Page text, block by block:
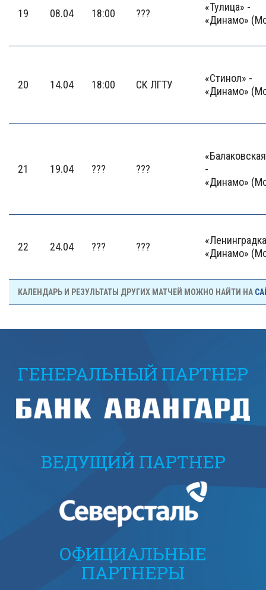
19 08.04 18:00 ???
«Тулица» -
«Динамо»
20 14.04 18:00 СК ЛГТУ
«Стинол» -
«Динамо»
21 19.04 ??? ???
-
«Динамо»
22 24.04 ??? ???
«Динамо»
КАЛЕНДАРЬ И РЕЗУЛЬТАТЫ ДРУГИХ МАТЧЕЙ МОЖНО НАЙТИ НА
ГЕНЕРАЛЬНЫЙ ПАРТНЕР
ВЕДУЩИЙ ПАРТНЕР
ОФИЦИАЛЬНЫЕ
ПАРТНЕРЫ